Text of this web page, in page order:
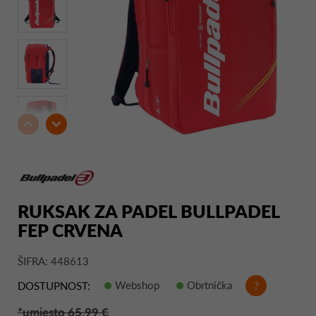
RUKSAK ZA PADEL BULLPADEL
FEP CRVENA
ŠIFRA: 448613
DOSTUPNOST:
Webshop Obrtnička ?
*umjesto 65,99 €